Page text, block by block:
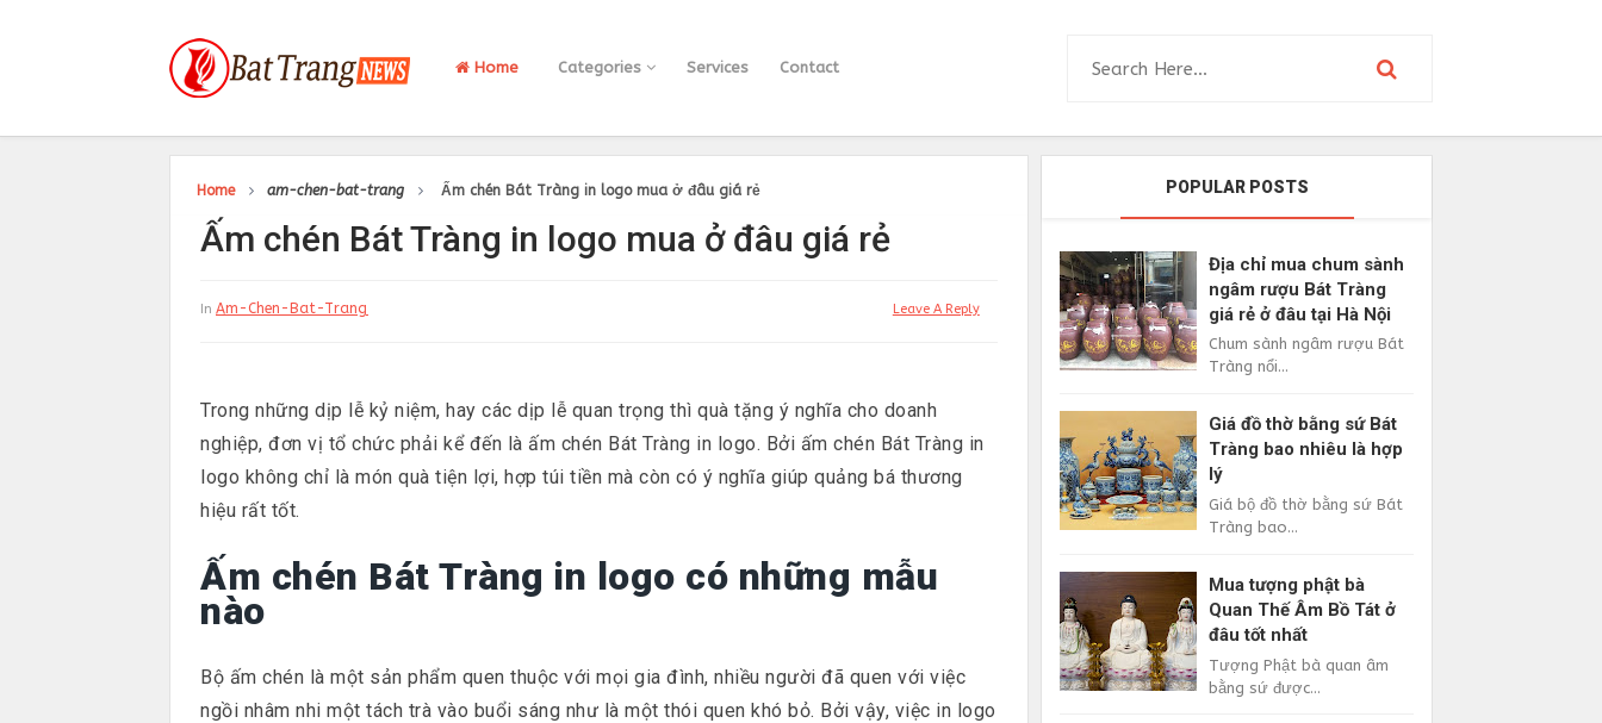
Home Categories Services Contact
Home am-chen-bat-trang Ấm chén Bát Tràng in logo mua ở đâu giá rẻ
Ấm chén Bát Tràng in logo mua ở đâu giá rẻ
In Am-Chen-Bat-Trang Leave A Reply
Trong những dịp lễ kỷ niệm, hay các dịp lễ quan trọng thì quà tặng ý nghĩa cho doanh
nghiệp, đơn vị tổ chức phải kể đến là ấm chén Bát Tràng in logo. Bởi ấm chén Bát Tràng in
logo không chỉ là món quà tiện lợi, hợp túi tiền mà còn có ý nghĩa giúp quảng bá thương
hiệu rất tốt.
Ấm chén Bát Tràng in logo có những mẫu
nào
Bộ ấm chén là một sản phẩm quen thuộc với mọi gia đình, nhiều người đã quen với việc
ngồi nhâm nhi một tách trà vào buổi sáng như là một thói quen khó bỏ. Bởi vậy, việc in logo
POPULAR POSTS
Địa chỉ mua chum sành
ngâm rượu Bát Tràng
giá rẻ ở đâu tại Hà Nội
Chum sành ngâm rượu Bát
Tràng nổi...
Giá đồ thờ bằng sứ Bát
Tràng bao nhiêu là hợp
lý
Giá bộ đồ thờ bằng sứ Bát
Tràng bao...
Mua tượng phật bà
Quan Thế Âm Bồ Tát ở
đâu tốt nhất
Tượng Phật bà quan âm
bằng sứ được...